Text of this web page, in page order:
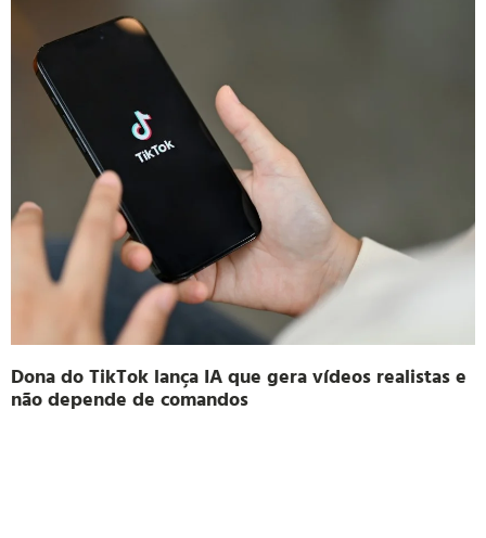
Dona do TikTok lança IA que gera vídeos realistas e
não depende de comandos